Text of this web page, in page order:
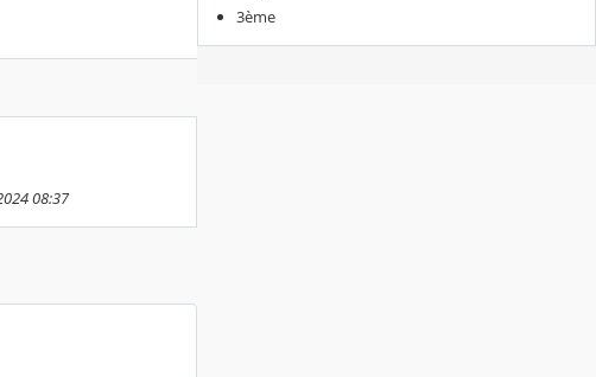
08:37
3ème